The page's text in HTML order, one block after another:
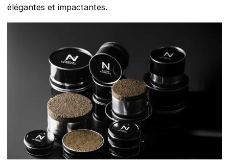
élégantes et impactantes.